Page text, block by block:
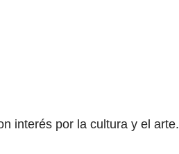
interés por la cultura y el arte.